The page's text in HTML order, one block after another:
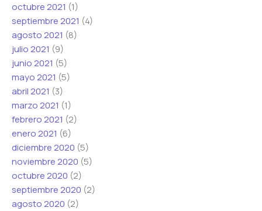
octubre 2021 (1)
septiembre 2021 (4)
agosto 2021 (8)
julio 2021 (9)
junio 2021 (5)
mayo 2021 (5)
abril 2021 (3)
marzo 2021 (1)
febrero 2021 (2)
enero 2021 (6)
diciembre 2020 (5)
noviembre 2020 (5)
octubre 2020 (2)
septiembre 2020 (2)
agosto 2020 (2)